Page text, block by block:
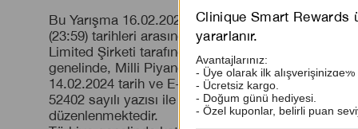
Bu Yarışma 16.02.2024 (10:01)-23.02.2024
(23:59) tarihleri arasında Elca Kozmetik
Limited Şirketi tarafından Türkiye
genelinde, Milli Piyango İdaresi’nin
14.02.2024 tarih ve E-40453693-255.05.02-
52402 sayılı yazısı ile izin kapsamı dışında
düzenlenmektedir.
Clinique Smart Rewards
yararlanır.
Avantajlarınız:
- Üye olarak ilk
- Ücretsiz kargo.
- Doğum günü hediyesi.
- Özel kuponlar, belirli puan